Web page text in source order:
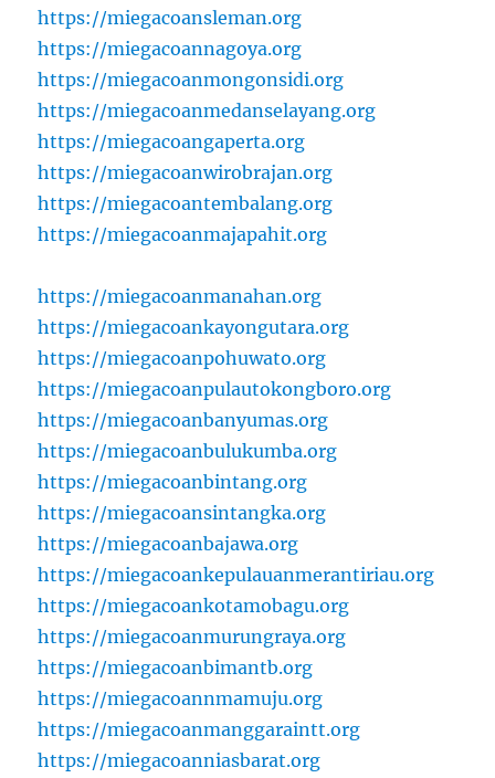
https://miegacoansleman.org
https://miegacoannagoya.org
https://miegacoanmongonsidi.org
https://miegacoanmedanselayang.org
https://miegacoangaperta.org
https://miegacoanwirobrajan.org
https://miegacoantembalang.org
https://miegacoanmajapahit.org
https://miegacoanmanahan.org
https://miegacoankayongutara.org
https://miegacoanpohuwato.org
https://miegacoanpulautokongboro.org
https://miegacoanbanyumas.org
https://miegacoanbulukumba.org
https://miegacoanbintang.org
https://miegacoansintangka.org
https://miegacoanbajawa.org
https://miegacoankepulauanmerantiriau.org
https://miegacoankotamobagu.org
https://miegacoanmurungraya.org
https://miegacoanbimantb.org
https://miegacoannmamuju.org
https://miegacoanmanggaraintt.org
https://miegacoanniasbarat.org